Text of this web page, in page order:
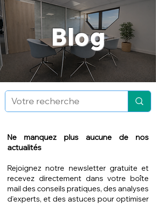
Blog
Ne manquez plus aucune de nos
actualités
Rejoignez notre newsletter gratuite et
recevez directement dans votre boîte
mail des conseils pratiques, des analyses
d'experts, et des astuces pour optimiser